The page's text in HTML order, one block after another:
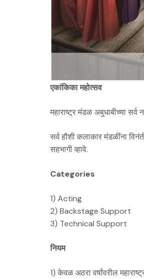
एकांकिका महोत्सव
महाराष्ट्र मंडळ अबुधाबीच्या
सर्व हौशी कलाकार मंडळींना
सहभागी व्हावे.
Categories
1) Acting
2) Backstage Support
3) Technical Support
नियम
1) केवळ अठरा वर्षांवरील